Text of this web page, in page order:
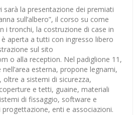
sarà la presentazione dei premiati
sull’albero”, il corso su come
i tronchi, la costruzione di case in
aperta a tutti con ingresso libero
sul sito
o alla reception. Nel padiglione 11,
esterna, propone legnami,
a sistemi di sicurezza,
e tetti, guaine, materiali
di fissaggio, software e
enti e associazioni.